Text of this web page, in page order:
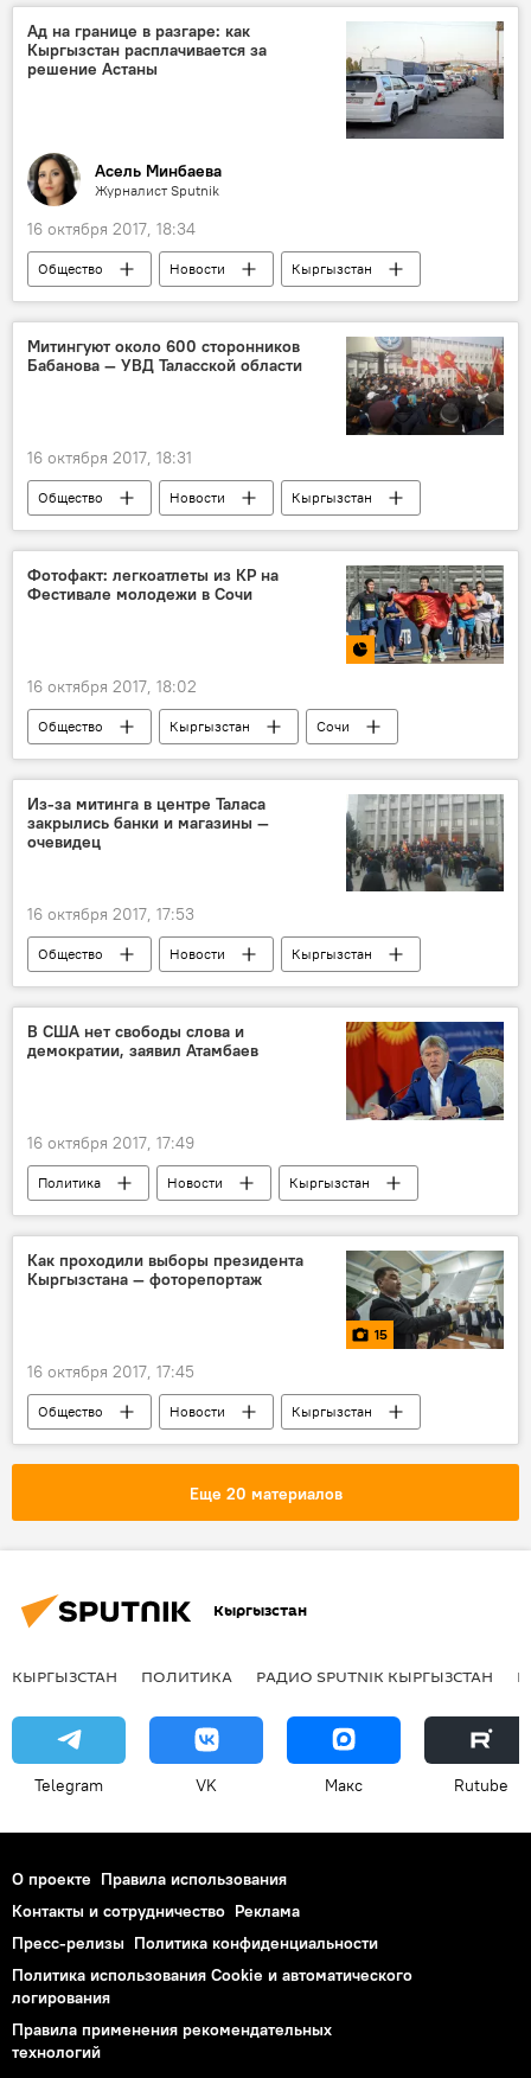
выборы
подборка
аналитик
прогноз
СМИ
Ад на границе в разгаре: как
Кыргызстан расплачивается за
решение Астаны
Асель Минбаева
Журналист Sputnik
16 октября 2017, 18:34
Общество Новости
Кыргызстан
экономика
Министерство экономики и коммерции КР
граница
бизнес
экспорт
Митингуют около 600 сторонников
Бабанова — УВД Таласской области
16 октября 2017, 18:31
Общество Новости
Кыргызстан
Ситуация в Таласе после выборов президента
Талас
Омурбек Бабанов митинг
Фотофакт: легкоатлеты из КР на
Фестивале молодежи в Сочи
16 октября 2017, 18:02
Общество Кыргызстан
Сочи
фестиваль
молодежь
Фотофакты
Всемирный фестиваль молодежи
Из-за митинга в центре Таласа
закрылись банки и магазины —
очевидец
16 октября 2017, 17:53
Общество Новости
Кыргызстан
Ситуация в Таласе после выборов президента
Талас
митинг
выборы
В США нет свободы слова и
демократии, заявил Атамбаев
16 октября 2017, 17:49
Политика Новости
Кыргызстан
Выборы президента Кыргызстана
Алмазбек Атамбаев
выборы
Как проходили выборы президента
Кыргызстана — фоторепортаж
15
16 октября 2017, 17:45
Общество Новости
Кыргызстан
Мультимедиа
фото
президент
Еще 20 материалов
Кыргызстан
КЫРГЫЗСТАН ПОЛИТИКА РАДИО SPUTNIK КЫРГЫЗСТАН
Telegram VK Макс Rutube
О проекте Правила использования
Контакты и сотрудничество Реклама
Пресс-релизы Политика конфиденциальности
Политика использования Cookie и автоматического
логирования
Правила применения рекомендательных
технологий